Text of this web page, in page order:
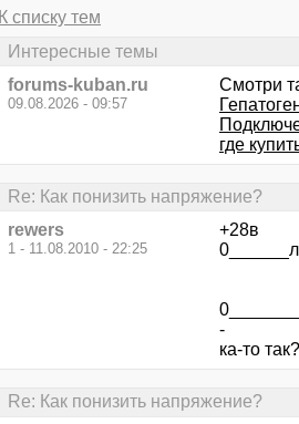
К списку тем
Интересные темы
forums-kuban.ru
09.08.2026 - 09:57
Смотри
где
Re: Как понизить напряжение?
rewers
1 - 11.08.2010 - 22:25
+28в
|
-
ка-то так?
Re: Как понизить напряжение?